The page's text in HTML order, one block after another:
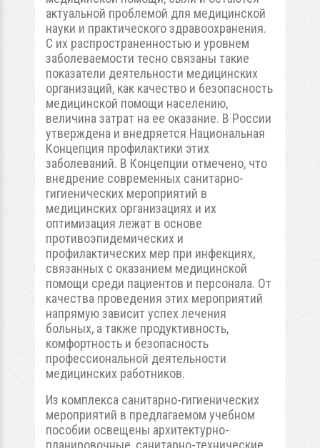
актуальной проблемой для медицинской
науки и практического здравоохранения.
С их распространенностью и уровнем
заболеваемости тесно связаны такие
показатели деятельности медицинских
организаций, как качество и безопасность
медицинской помощи населению,
величина затрат на ее оказание. В России
утверждена и внедряется Национальная
Концепция профилактики этих
заболеваний. В Концепции отмечено, что
внедрение современных санитарно-
гигиенических мероприятий в
медицинских организациях и их
оптимизация лежат в основе
противоэпидемических и
профилактических мер при инфекциях,
связанных с оказанием медицинской
помощи среди пациентов и персонала. От
качества проведения этих мероприятий
напрямую зависит успех лечения
больных, а также продуктивность,
комфортность и безопасность
профессиональной деятельности
медицинских работников.
Из комплекса санитарно-гигиенических
мероприятий в предлагаемом учебном
пособии освещены архитектурно-
планировочные, санитарно-технические,